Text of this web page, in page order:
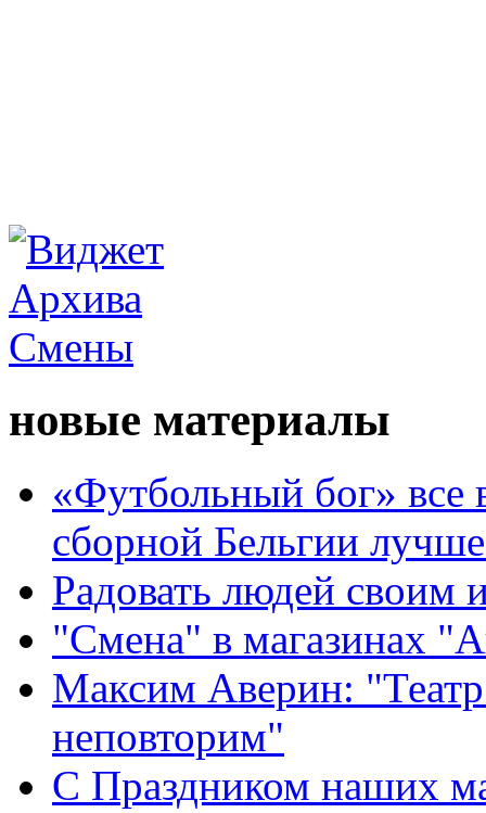
новые материалы
«Футбольный бог» все
сборной Бельгии
Радовать людей своим
"Смена" в магазинах
Максим Аверин:
неповторим"
С Праздником наших